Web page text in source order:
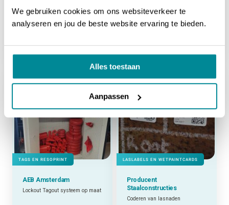
We gebruiken cookies om ons websiteverkeer te
analyseren en jou de beste website ervaring te bieden.
Alles toestaan
Aanpassen
FLEXIBELE TYPEPLATEN PAINTLABELS
TAGS EN RESOPRINT
AEB Amsterdam
Lockout Tagout systeem op maat
LASLABELS EN WETPAINTCARDS
Producent
Staalconstructies
Coderen van lasnaden